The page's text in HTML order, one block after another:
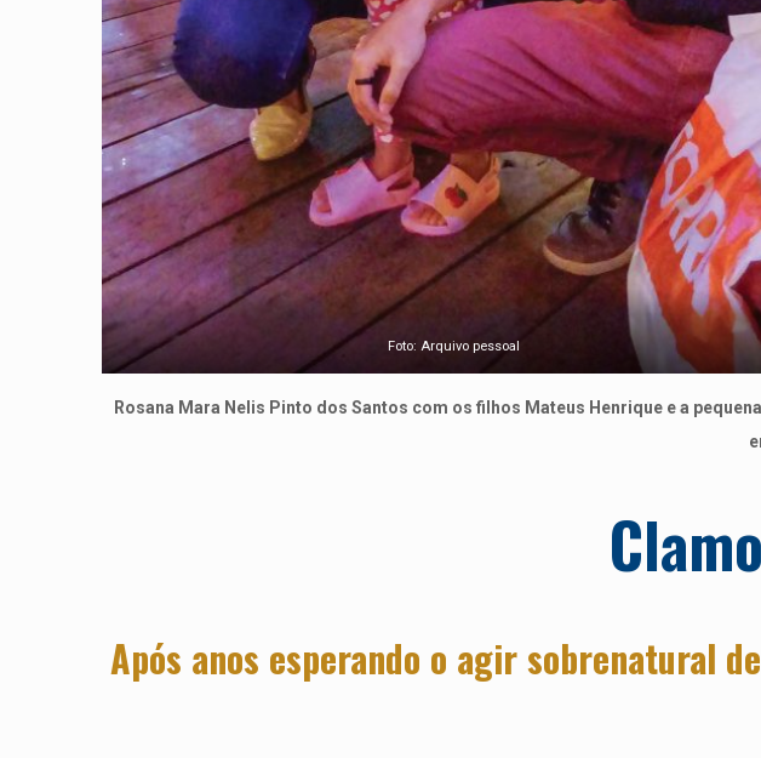
Foto: Arquivo pessoal
Rosana Mara Nelis Pinto dos Santos com os filhos Mateus Henrique e a
Após anos esperando o agir sobrenatural